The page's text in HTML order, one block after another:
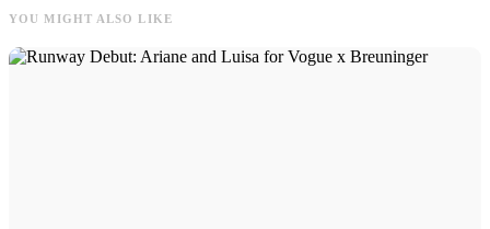
YOU MIGHT ALSO LIKE